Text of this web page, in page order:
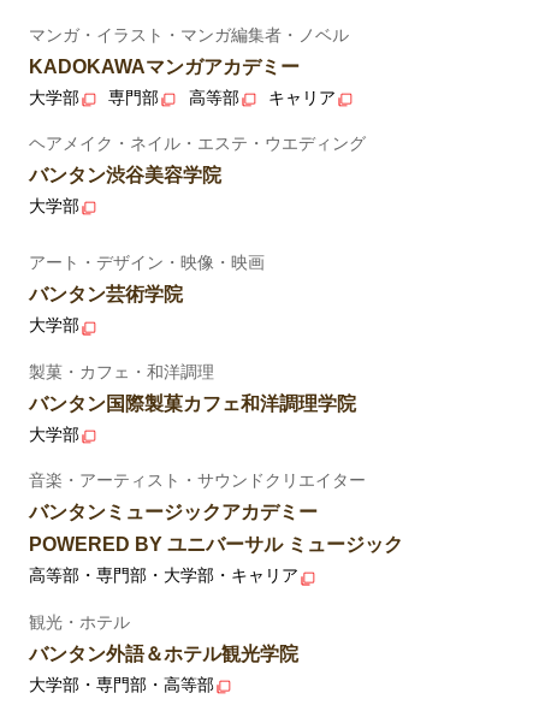
マンガ・イラスト・マンガ編集者・ノベル
KADOKAWAマンガアカデミー
大学部 専門部 高等部 キャリア
ヘアメイク・ネイル・エステ・ウエディング
バンタン渋谷美容学院
大学部
アート・デザイン・映像・映画
バンタン芸術学院
大学部
製菓・カフェ・和洋調理
バンタン国際製菓カフェ和洋調理学院
大学部
音楽・アーティスト・サウンドクリエイター
バンタンミュージックアカデミー
POWERED BY ユニバーサル ミュージック
高等部・専門部・大学部・キャリア
観光・ホテル
バンタン外語＆ホテル観光学院
大学部・専門部・高等部